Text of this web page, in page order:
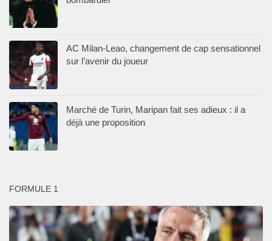
AC Milan-Leao, changement de cap sensationnel
sur l’avenir du joueur
Marché de Turin, Maripan fait ses adieux : il a
déjà une proposition
FORMULE 1